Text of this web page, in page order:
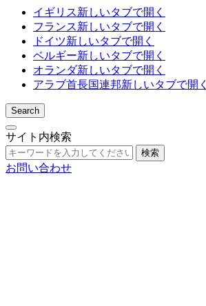
イギリス新しいタブで開く
フランス新しいタブで開く
ドイツ新しいタブで開く
ベルギー新しいタブで開く
オランダ新しいタブで開く
アラブ首長国連邦新しいタブで開く
Search
サイト内検索
検索
お問い合わせ